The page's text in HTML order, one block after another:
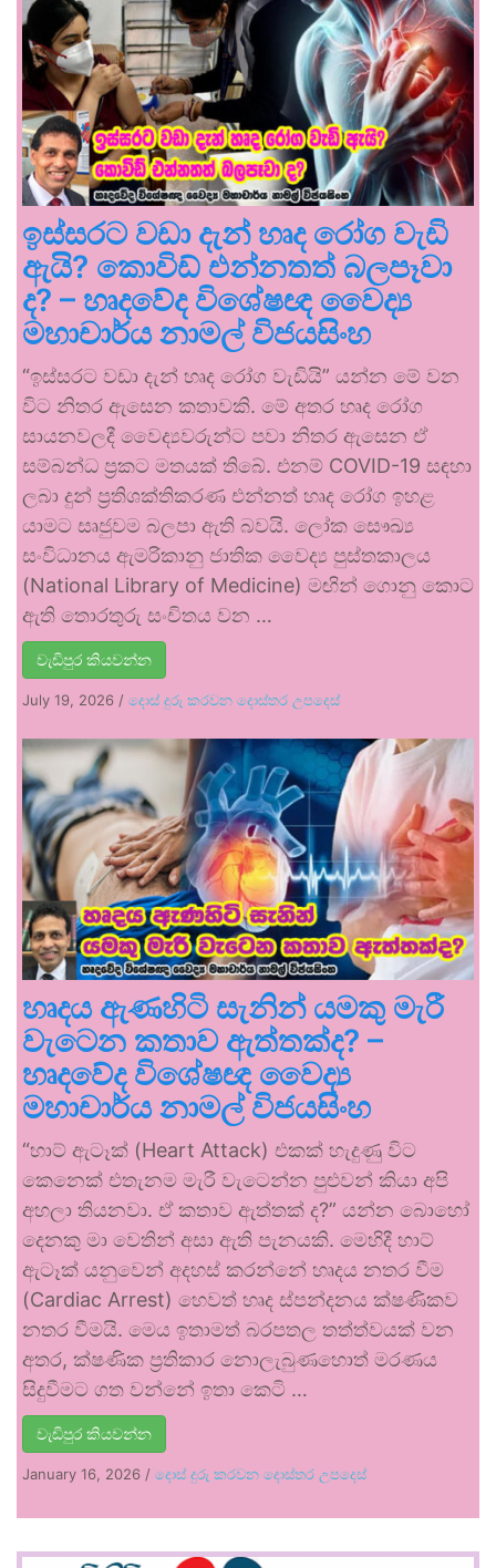
ඉස්සරට වඩා දැන් හෘද රෝග වැඩි
ඇයි? කොවිඩ් එන්නතත් බලපෑවා
ද? – හෘදවේද විශේෂඥ වෛද්‍ය
මහාචාර්ය නාමල් විජයසිංහ
“ඉස්සරට වඩා දැන් හෘද රෝග වැඩියි” යන්න මේ වන
විට නිතර ඇසෙන කතාවකි. මේ අතර හෘද රෝග
සායනවලදී වෛද්‍යවරුන්ට පවා නිතර ඇසෙන ඒ
සම්බන්ධ ප්‍රකට මතයක් තිබේ. එනම් COVID-19 සඳහා
ලබා දුන් ප්‍රතිශක්තිකරණ එන්නත් හෘද රෝග ඉහළ
යාමට සෘජුවම බලපා ඇති බවයි. ලෝක සෞඛ්‍ය
සංවිධානය ඇමරිකානු ජාතික වෛද්‍ය පුස්තකාලය
(National Library of Medicine) මඟින් ගොනු කොට
ඇති තොරතුරු සංචිතය වන …
වැඩිපුර කියවන්න
July 19, 2026 / දොස් දුරු කරවන දොස්තර උපදෙස්
හෘදය ඇණහිටි සැනින් යමකු මැරී
වැටෙන කතාව ඇත්තක්ද? –
හෘදවේද විශේෂඥ වෛද්‍ය
මහාචාර්ය නාමල් විජයසිංහ
“හාට් ඇටෑක් (Heart Attack) එකක් හැදුණු විට
කෙනෙක් එතැනම මැරී වැටෙන්න පුළුවන් කියා අපි
අහලා තියනවා. ඒ කතාව ඇත්තක් ද?” යන්න බොහෝ
දෙනකු මා වෙතින් අසා ඇති පැනයකි. මෙහිදී හාට්
ඇටෑක් යනුවෙන් අදහස් කරන්නේ හෘදය නතර වීම
(Cardiac Arrest) හෙවත් හෘද ස්පන්දනය ක්ෂණිකව
නතර වීමයි. මෙය ඉතාමත් බරපතල තත්ත්වයක් වන
අතර, ක්ෂණික ප්‍රතිකාර නොලැබුණහොත් මරණය
සිදුවීමට ගත වන්නේ ඉතා කෙටි …
වැඩිපුර කියවන්න
January 16, 2026 / දොස් දුරු කරවන දොස්තර උපදෙස්